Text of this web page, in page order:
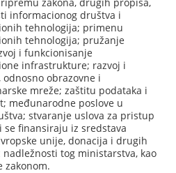
informacionog društva i
tehnologija; primenu
tehnologija; pružanje
i funkcionisanje
infrastrukture; razvoj i
obrazovne i
mreže; zaštitu podataka i
međunarodne poslove u
stvaranje uslova za pristup
finansiraju iz sredstava
unije, donacija i drugih
tog ministarstva, kao
zakonom.